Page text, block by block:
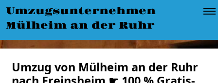
Umzugsunternehmen
Mülheim an der Ruhr
Umzug von Mülheim an der Ruhr